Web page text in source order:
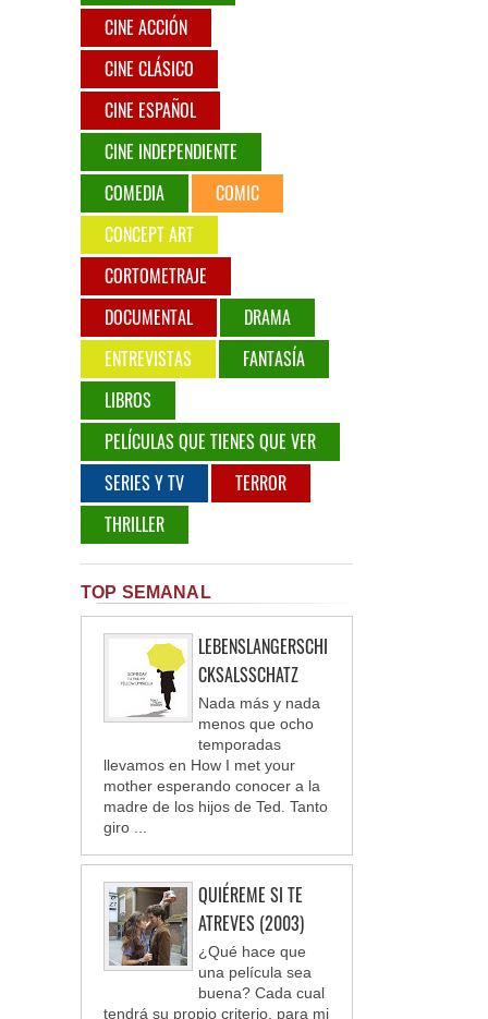
CINE ACCIÓN
CINE CLÁSICO
CINE ESPAÑOL
CINE INDEPENDIENTE
COMEDIA
COMIC
CONCEPT ART
CORTOMETRAJE
DOCUMENTAL
DRAMA
ENTREVISTAS
FANTASÍA
LIBROS
PELÍCULAS QUE TIENES QUE VER
SERIES Y TV
TERROR
THRILLER
TOP SEMANAL
LEBENSLANGERSCHI
CKSALSSCHATZ
Nada más y nada
menos que ocho
temporadas
llevamos en How I met your
mother esperando conocer a la
madre de los hijos de Ted. Tanto
giro ...
QUIÉREME SI TE
ATREVES (2003)
¿Qué hace que
una película sea
buena? Cada cual
tendrá su propio criterio, para mi